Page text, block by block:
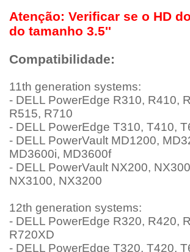
Atenção: Verificar se o HD
do tamanho 3.5''
Compatibilidade:
11th generation systems:
- DELL PowerEdge R310, R410,
R515, R710
- DELL PowerEdge T310, T410,
- DELL PowerVault MD1200,
MD3600i, MD3600f
- DELL PowerVault NX200,
NX3100, NX3200
12th generation systems:
- DELL PowerEdge R320, R420,
R720XD
- DELL PowerEdge T320, T420,